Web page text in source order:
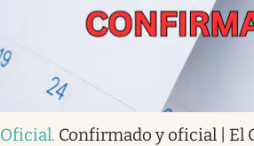
Oficial. Confirmado y oficial | El